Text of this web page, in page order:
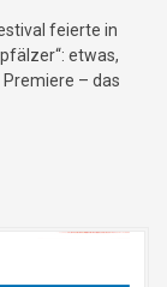
feierte in
etwas,
– das